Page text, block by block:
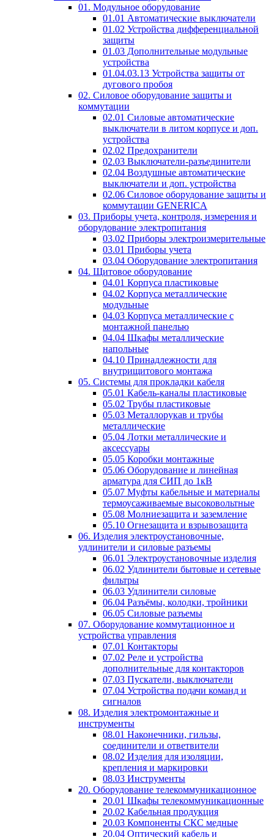
01. Модульное оборудование
01.01 Автоматические выключатели
01.02 Устройства дифференциальной
защиты
01.03 Дополнительные модульные
устройства
01.04.03.13 Устройства защиты от
дугового пробоя
02. Силовое оборудование защиты и
коммутации
02.01 Силовые автоматические
выключатели в литом корпусе и доп.
устройства
02.02 Предохранители
02.03 Выключатели-разъединители
02.04 Воздушные автоматические
выключатели и доп. устройства
02.06 Силовое оборудование защиты и
коммутации GENERICA
03. Приборы учета, контроля, измерения и
оборудование электропитания
03.02 Приборы электроизмерительные
03.01 Приборы учета
03.04 Оборудование электропитания
04. Щитовое оборудование
04.01 Корпуса пластиковые
04.02 Корпуса металлические
модульные
04.03 Корпуса металлические с
монтажной панелью
04.04 Шкафы металлические
напольные
04.10 Принадлежности для
внутрищитового монтажа
05. Системы для прокладки кабеля
05.01 Кабель-каналы пластиковые
05.02 Трубы пластиковые
05.03 Металлорукав и трубы
металлические
05.04 Лотки металлические и
аксессуары
05.05 Коробки монтажные
05.06 Оборудование и линейная
арматура для СИП до 1кВ
05.07 Муфты кабельные и материалы
термоусаживаемые высоковольтные
05.08 Молниезащита и заземление
05.10 Огнезащита и взрывозащита
06. Изделия электроустановочные,
удлинители и силовые разъемы
06.01 Электроустановочные изделия
06.02 Удлинители бытовые и сетевые
фильтры
06.03 Удлинители силовые
06.04 Разъёмы, колодки, тройники
06.05 Силовые разъемы
07. Оборудование коммутационное и
устройства управления
07.01 Контакторы
07.02 Реле и устройства
дополнительные для контакторов
07.03 Пускатели, выключатели
07.04 Устройства подачи команд и
сигналов
08. Изделия электромонтажные и
инструменты
08.01 Наконечники, гильзы,
соединители и ответвители
08.02 Изделия для изоляции,
крепления и маркировки
08.03 Инструменты
20. Оборудование телекоммуникационное
20.01 Шкафы телекоммуникационные
20.02 Кабельная продукция
20.03 Компоненты СКС медные
20.04 Оптический кабель и